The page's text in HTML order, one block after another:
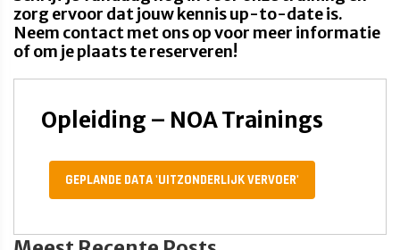
zorg ervoor dat jouw kennis up-to-date is.
Neem contact met ons op voor meer informatie
of om je plaats te reserveren!
Opleiding – NOA Trainings
GEPLANDE DATA 'UITZONDERLIJK VERVOER'